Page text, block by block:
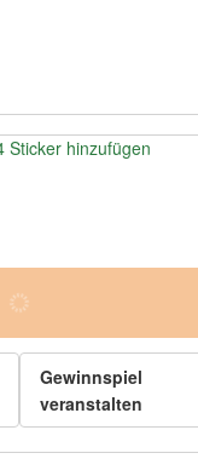
Sticker hinzufügen
Gewinnspiel
veranstalten